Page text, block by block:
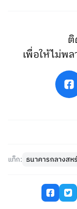
เพื่อให้ไม่พ
แท็ก: ธนาคารกลางสห